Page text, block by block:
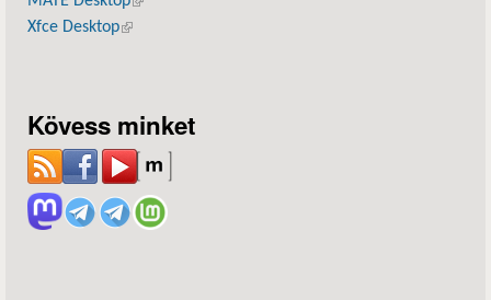
Xfce Desktop(külső hivatkozás)
Kövess minket